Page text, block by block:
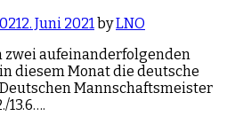
2. Juni 2021 byLNO
zwei aufeinanderfolgenden
diesem Monat die deutsche
Mannschaftsmeister
13.6….